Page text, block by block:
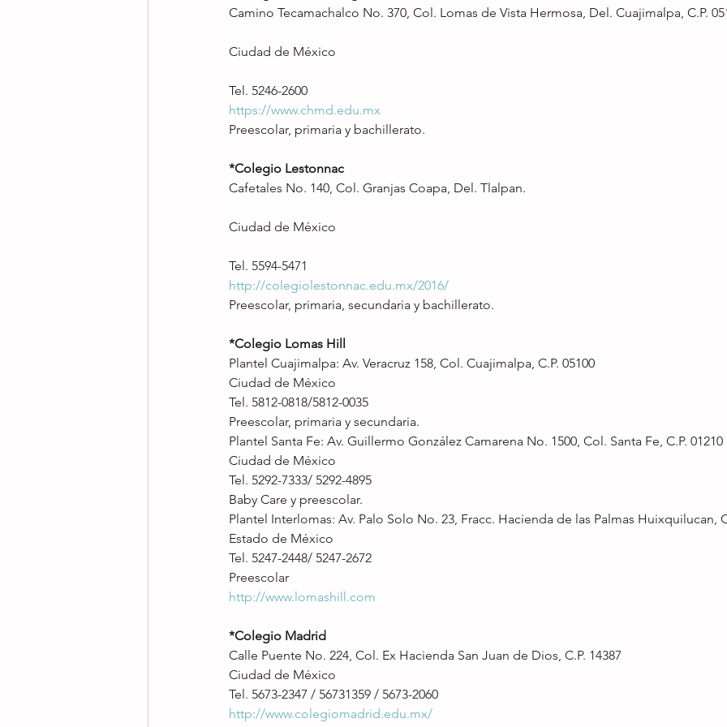
Camino Tecamachalco No. 370, Col. Lomas de Vista Hermosa, Del. Cuajimalpa, C.P.
Ciudad de México
Tel. 5246-2600
https://www.chmd.edu.mx
Preescolar, primaria y bachillerato.
*Colegio Lestonnac
Cafetales No. 140, Col. Granjas Coapa, Del. Tlalpan.
Ciudad de México
Tel. 5594-5471
http://colegiolestonnac.edu.mx/2016/
Preescolar, primaria, secundaria y bachillerato.
*Colegio Lomas Hill
Plantel Cuajimalpa: Av. Veracruz 158, Col. Cuajimalpa, C.P. 05100
Ciudad de México
Tel. 5812-0818/5812-0035
Preescolar, primaria y secundaria.
Plantel Santa Fe: Av. Guillermo González Camarena No. 1500, Col. Santa Fe, C.P. 01210
Ciudad de México
Tel. 5292-7333/ 5292-4895
Baby Care y preescolar.
Plantel Interlomas: Av. Palo Solo No. 23, Fracc. Hacienda de las Palmas Huixquilucan,
Estado de México
Tel. 5247-2448/ 5247-2672
Preescolar
http://www.lomashill.com
*Colegio Madrid
Calle Puente No. 224, Col. Ex Hacienda San Juan de Dios, C.P. 14387
Ciudad de México
Tel. 5673-2347 / 56731359 / 5673-2060
http://www.colegiomadrid.edu.mx/